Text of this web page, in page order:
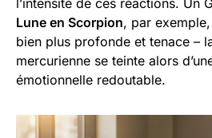
Lune en Scorpion, par
bien plus profonde et tenace –
mercurienne se teinte alors
émotionnelle redoutable.